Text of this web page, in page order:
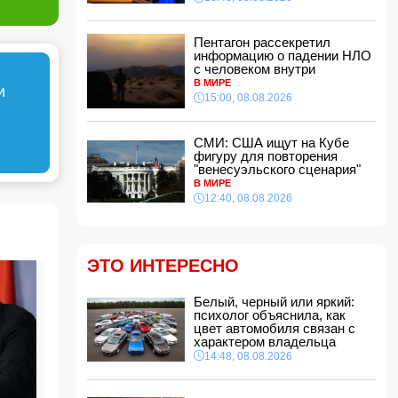
скандальных обвинений в адрес Инфантино
14:10, 08.08.2026
ВС РФ взяли под контроль Ивановку в
Харьковской области
14:04, 08.08.2026
Прогноз погоды в Азербайджане на 9 августа
14:00, 08.08.2026
Никол Пашинян позвонил Ильхаму Алиеву
12:48, 08.08.2026
В Сахалинской области произошло
12:34, 08.08.2026
Новая Зеландия ввела 35-й пакет санкций
против России
12:28, 08.08.2026
Защитник "Барселоны" Рональд Араухо
Пентагон рассекретил
информацию о падении НЛО
с человеком внутри
В МИРЕ
15:00, 08.08.2026
СМИ: США ищут на Кубе
фигуру для повторения
"венесуэльского сценария"
В МИРЕ
12:40, 08.08.2026
ЭТО ИНТЕРЕСНО
Белый, черный или яркий:
психолог объяснила, как
цвет автомобиля связан с
характером владельца
14:48, 08.08.2026